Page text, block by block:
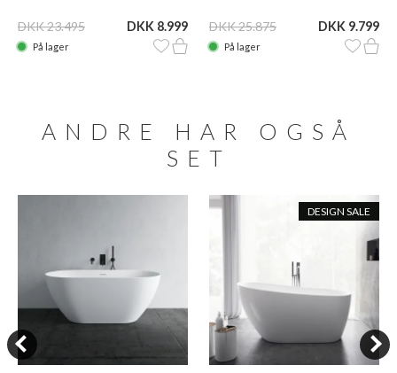
DKK 23.495 DKK 8.999
På lager
DKK 25.875 DKK 9.799
På lager
ANDRE HAR OGSÅ
SET
DESIGN SALE